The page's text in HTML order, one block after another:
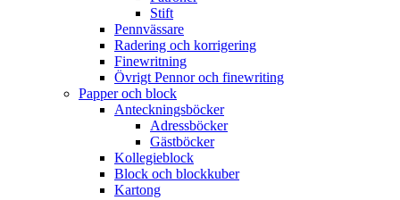
Stift
Pennvässare
Radering och korrigering
Finewritning
Övrigt Pennor och finewriting
Papper och block
Anteckningsböcker
Adressböcker
Gästböcker
Kollegieblock
Block och blockkuber
Kartong